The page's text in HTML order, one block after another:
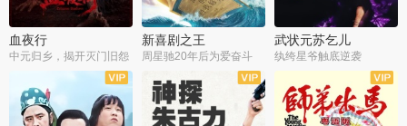
血夜行
中元归乡，揭开灭门旧怨
新喜剧之王
周星驰20年后为爱奋斗
武状元苏乞儿
纨绔星爷触底逆袭